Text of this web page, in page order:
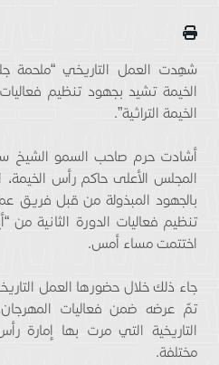
شهِدت العمل التاريخي “ملحمة
الخيمة تشيد بجهود تنظيم
الخيمة التراثية”.
أشادت حرم صاحب السمو الشيخ
المجلس الأعلى حاكم رأس الخيمة،
بالجهود المبذولة من قبل فريق
تنظيم فعاليات الدورة الثانية من
اختتمت مساء أمس.
جاء ذلك خلال حضورها العمل
تمّ عرضه ضمن فعاليات
التاريخية التي مرت بها إمارة
مختلفة.